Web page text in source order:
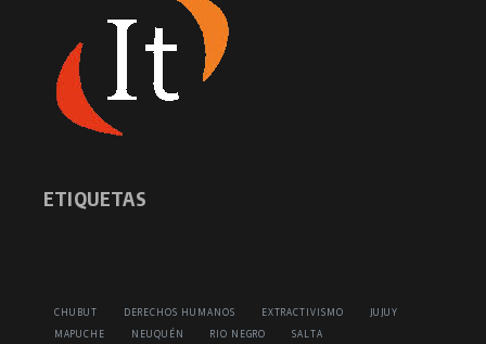
ETIQUETAS
CHUBUT DERECHOS HUMANOS EXTRACTIVISMO
JUJUY
MAPUCHE
NEUQUÉN RIO NEGRO SALTA